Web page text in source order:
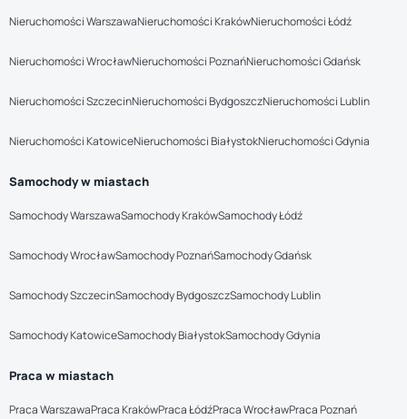
Nieruchomości WarszawaNieruchomości KrakówNieruchomości Łódź
Nieruchomości WrocławNieruchomości PoznańNieruchomości Gdańsk
Nieruchomości SzczecinNieruchomości BydgoszczNieruchomości Lublin
Nieruchomości KatowiceNieruchomości BiałystokNieruchomości Gdynia
Samochody w miastach
Samochody WarszawaSamochody KrakówSamochody Łódź
Samochody WrocławSamochody PoznańSamochody Gdańsk
Samochody SzczecinSamochody BydgoszczSamochody Lublin
Samochody KatowiceSamochody BiałystokSamochody Gdynia
Praca w miastach
Praca WarszawaPraca KrakówPraca ŁódźPraca WrocławPraca Poznań